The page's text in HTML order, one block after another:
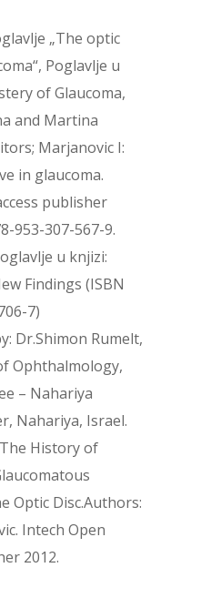
„The optic
Poglavlje u
of Glaucoma,
and Martina
Marjanovic I:
in glaucoma.
publisher
953-307-567-9.
u knjizi:
Findings (ISBN
7)
Dr.Shimon Rumelt,
Ophthalmology,
– Nahariya
Nahariya, Israel.
History of
Optic Disc.Authors:
Intech Open
2012.